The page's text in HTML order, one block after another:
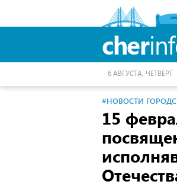
cher
6 АВГУСТА, ЧЕТВЕРГ
#НОВОСТИ
15